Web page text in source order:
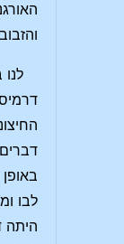
לבו
היתה